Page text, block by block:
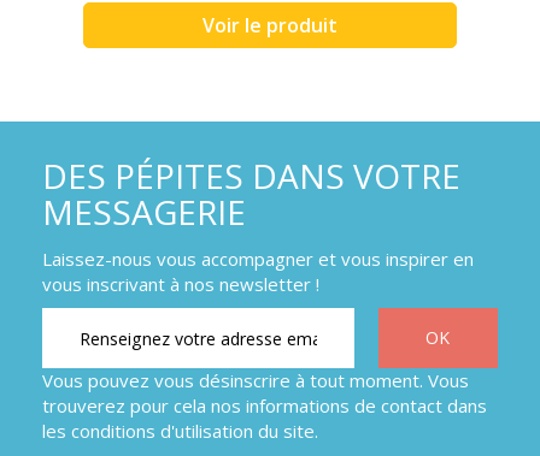
Voir le produit
DES PÉPITES DANS VOTRE
MESSAGERIE
Laissez-nous vous accompagner et vous inspirer en
vous inscrivant à nos newsletter !
Vous pouvez vous désinscrire à tout moment. Vous
trouverez pour cela nos informations de contact dans
les conditions d'utilisation du site.